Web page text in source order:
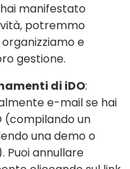
manifestato
potremmo
e
gestione.
di iDO:
e-mail se hai
(compilando un
una demo o
Puoi annullare